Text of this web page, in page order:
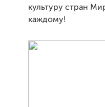
культуру стран
каждому!